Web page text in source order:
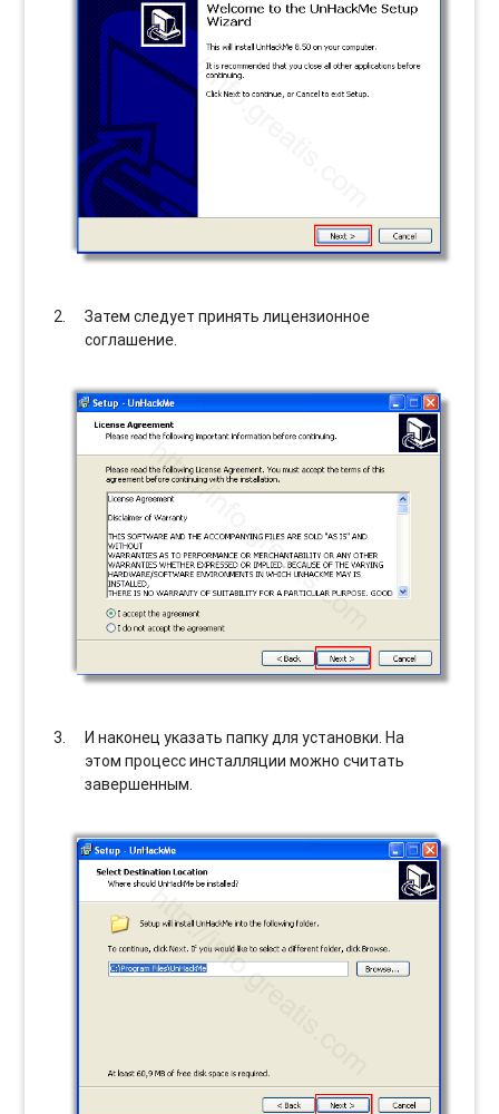
Затем следует принять лицензионное
соглашение.
И наконец указать папку для установки. На
этом процесс инсталляции можно считать
завершенным.